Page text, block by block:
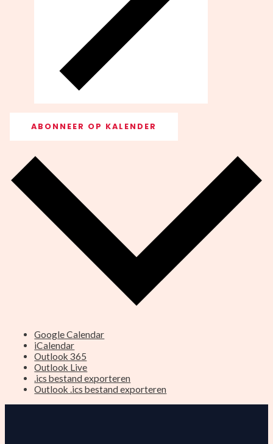
ABONNEER OP KALENDER
Google Calendar
iCalendar
Outlook 365
Outlook Live
.ics bestand exporteren
Outlook .ics bestand exporteren